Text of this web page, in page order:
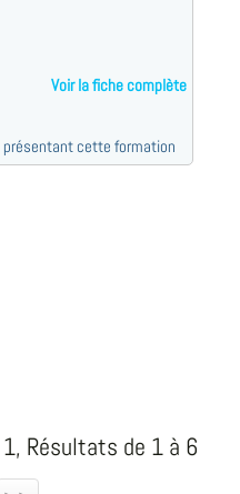
Voir la fiche complète
cette formation
Résultats de 1 à 6